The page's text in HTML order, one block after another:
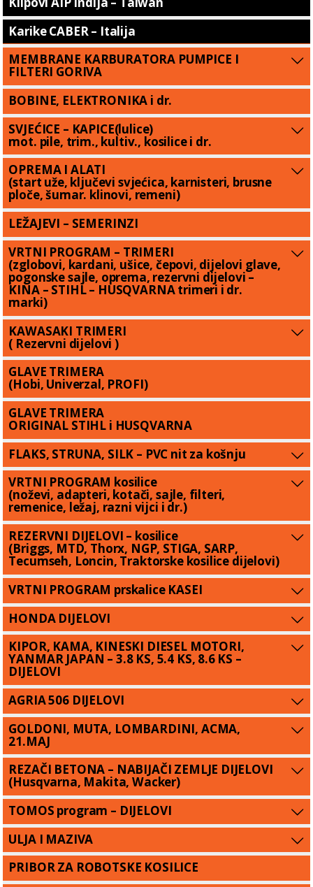
Karike CABER – Italija
MEMBRANE KARBURATORA PUMPICE I
FILTERI GORIVA
BOBINE, ELEKTRONIKA i dr.
SVJEĆICE – KAPICE(lulice)
mot. pile, trim., kultiv., kosilice i dr.
OPREMA I ALATI
(start uže, ključevi svjećica, karnisteri, brusne
ploče, šumar. klinovi, remeni)
LEŽAJEVI – SEMERINZI
VRTNI PROGRAM – TRIMERI
(zglobovi, kardani, ušice, čepovi, dijelovi glave,
pogonske sajle, oprema, rezervni dijelovi –
KINA – STIHL – HUSQVARNA trimeri i dr.
marki)
KAWASAKI TRIMERI
( Rezervni dijelovi )
GLAVE TRIMERA
(Hobi, Univerzal, PROFI)
GLAVE TRIMERA
ORIGINAL STIHL i HUSQVARNA
FLAKS, STRUNA, SILK – PVC nit za košnju
VRTNI PROGRAM kosilice
(noževi, adapteri, kotači, sajle, filteri,
remenice, ležaj, razni vijci i dr.)
REZERVNI DIJELOVI – kosilice
(Briggs, MTD, Thorx, NGP, STIGA, SARP,
Tecumseh, Loncin, Traktorske kosilice dijelovi)
VRTNI PROGRAM prskalice KASEI
HONDA DIJELOVI
KIPOR, KAMA, KINESKI DIESEL MOTORI,
YANMAR JAPAN – 3.8 KS, 5.4 KS, 8.6 KS –
DIJELOVI
AGRIA 506 DIJELOVI
GOLDONI, MUTA, LOMBARDINI, ACMA,
21.MAJ
REZAČI BETONA – NABIJAČI ZEMLJE DIJELOVI
(Husqvarna, Makita, Wacker)
TOMOS program – DIJELOVI
ULJA I MAZIVA
PRIBOR ZA ROBOTSKE KOSILICE